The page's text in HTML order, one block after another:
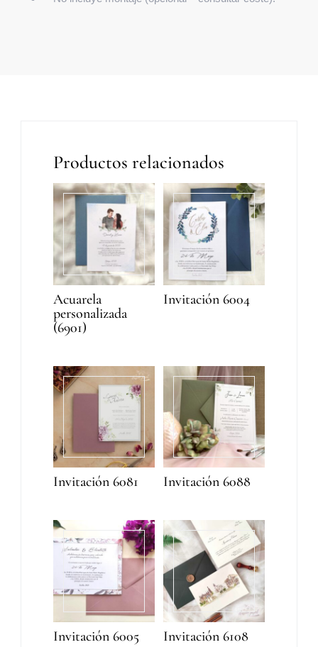
Productos relacionados
Acuarela
personalizada
(6901)
Invitación 6004
Invitación 6081 Invitación 6088
Invitación 6005 Invitación 6108